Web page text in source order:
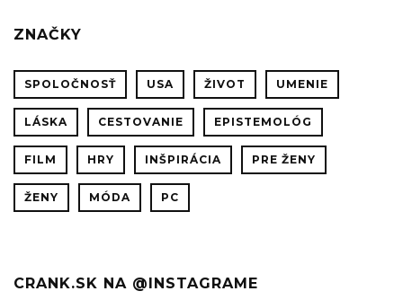
2049
ZNAČKY
SPOLOČNOSŤ USA ŽIVOT UMENIE
LÁSKA CESTOVANIE EPISTEMOLÓG
FILM HRY INŠPIRÁCIA PRE ŽENY
ŽENY MÓDA PC
CRANK.SK NA @INSTAGRAME